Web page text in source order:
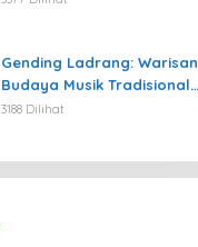
Gending Ladrang: Warisan
Budaya Musik Tradisional
Jawa yang Abadi
3188 Dilihat